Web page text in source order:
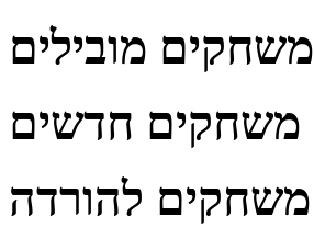
משחקים מובילים
משחקים חדשים
משחקים להורדה